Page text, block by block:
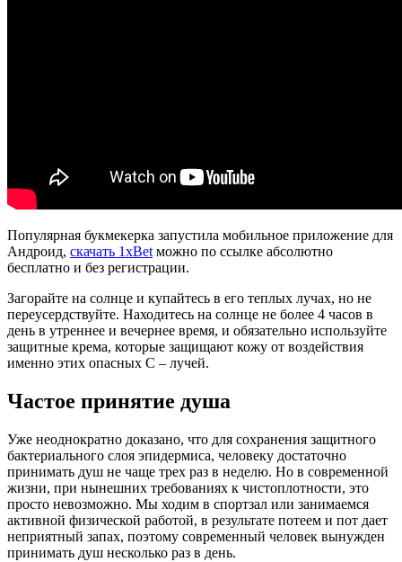
Популярная букмекерка запустила мобильное приложение для
Андроид, скачать 1xBet можно по ссылке абсолютно
бесплатно и без регистрации.
Загорайте на солнце и купайтесь в его теплых лучах, но не
переусердствуйте. Находитесь на солнце не более 4 часов в
день в утреннее и вечернее время, и обязательно используйте
защитные крема, которые защищают кожу от воздействия
именно этих опасных С – лучей.
Частое принятие душа
Уже неоднократно доказано, что для сохранения защитного
бактериального слоя эпидермиса, человеку достаточно
принимать душ не чаще трех раз в неделю. Но в современной
жизни, при нынешних требованиях к чистоплотности, это
просто невозможно. Мы ходим в спортзал или занимаемся
активной физической работой, в результате потеем и пот дает
неприятный запах, поэтому современный человек вынужден
принимать душ несколько раз в день.